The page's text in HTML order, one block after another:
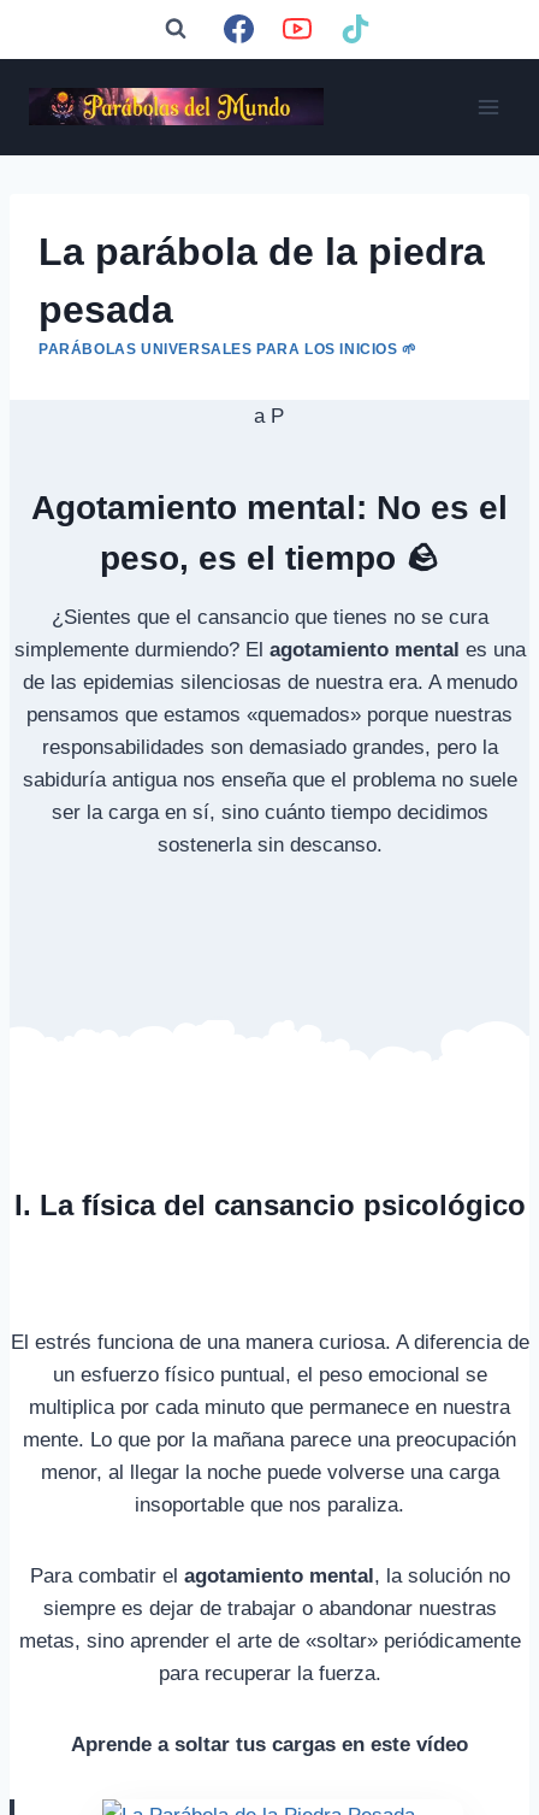
La parábola de la piedra
pesada
PARÁBOLAS UNIVERSALES PARA LOS INICIOS 🌱
Agotamiento mental: No es el
peso, es el tiempo 🪨
¿Sientes que el cansancio que tienes no se cura
simplemente durmiendo? El agotamiento mental es una
de las epidemias silenciosas de nuestra era. A menudo
pensamos que estamos «quemados» porque nuestras
responsabilidades son demasiado grandes, pero la
sabiduría antigua nos enseña que el problema no suele
ser la carga en sí, sino cuánto tiempo decidimos
sostenerla sin descanso.
I. La física del cansancio psicológico
El estrés funciona de una manera curiosa. A diferencia de
un esfuerzo físico puntual, el peso emocional se
multiplica por cada minuto que permanece en nuestra
mente. Lo que por la mañana parece una preocupación
menor, al llegar la noche puede volverse una carga
insoportable que nos paraliza.
Para combatir el agotamiento mental, la solución no
siempre es dejar de trabajar o abandonar nuestras
metas, sino aprender el arte de «soltar» periódicamente
para recuperar la fuerza.
Aprende a soltar tus cargas en este vídeo